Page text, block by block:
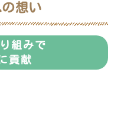
想い
組みで
貢献